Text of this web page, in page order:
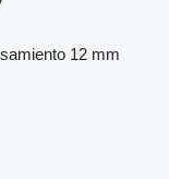
12 mm